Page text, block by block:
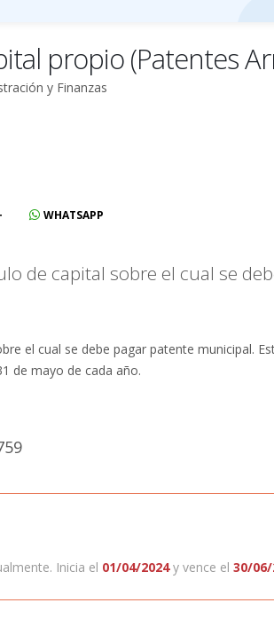
propio (Patentes
y Finanzas
WHATSAPP
de capital sobre el cual se
el cual se debe pagar patente municipal.
de mayo de cada año.
Inicia el 01/04/2024y vence el 30/06/